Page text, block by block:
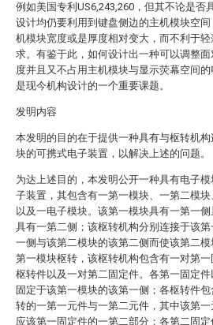
例如美国专利US6,243,260，但其不论是否
设计均仍要利用到键盘侧边的主机模块空
机模块宽度或是厚度相对变大，而不利于
求。有鉴于此，如何设计出一种可以调整面
度并且又不占用主机模块与显示荧幕空间
是现今机构设计的一个重要课题。
发明内容
本发明的目的在于提供一种具有与枢转机
块的可携式电子装置，以解决上述的问题。
为达上述目的，本发明公开一种具有电子
子装置，其包含有一第一模块、一第二模
以及一电子模块。该第一模块具有一第一
具有一第二侧；该枢转机构分别连接于该
一侧与该第二模块的该第二侧而使该第二
第一模块枢转，该枢转机构包含有一对第
枢转件以及一对第二固定件。各第一固定
固定于该第一模块的该第一侧；各枢转件
转的一第一元件与一第二元件，其中该第
应该第一固定件的一第二部分；各第二固